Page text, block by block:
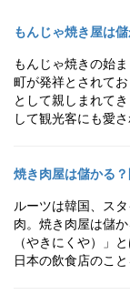
もんじゃ焼き屋は
もんじゃ焼きの始
町が発祥とされて
として親しまれて
して観光客にも愛
焼き肉屋は儲かる
ルーツは韓国、ス
肉。焼き肉屋は儲
（やきにくや）」
日本の飲食店のこ